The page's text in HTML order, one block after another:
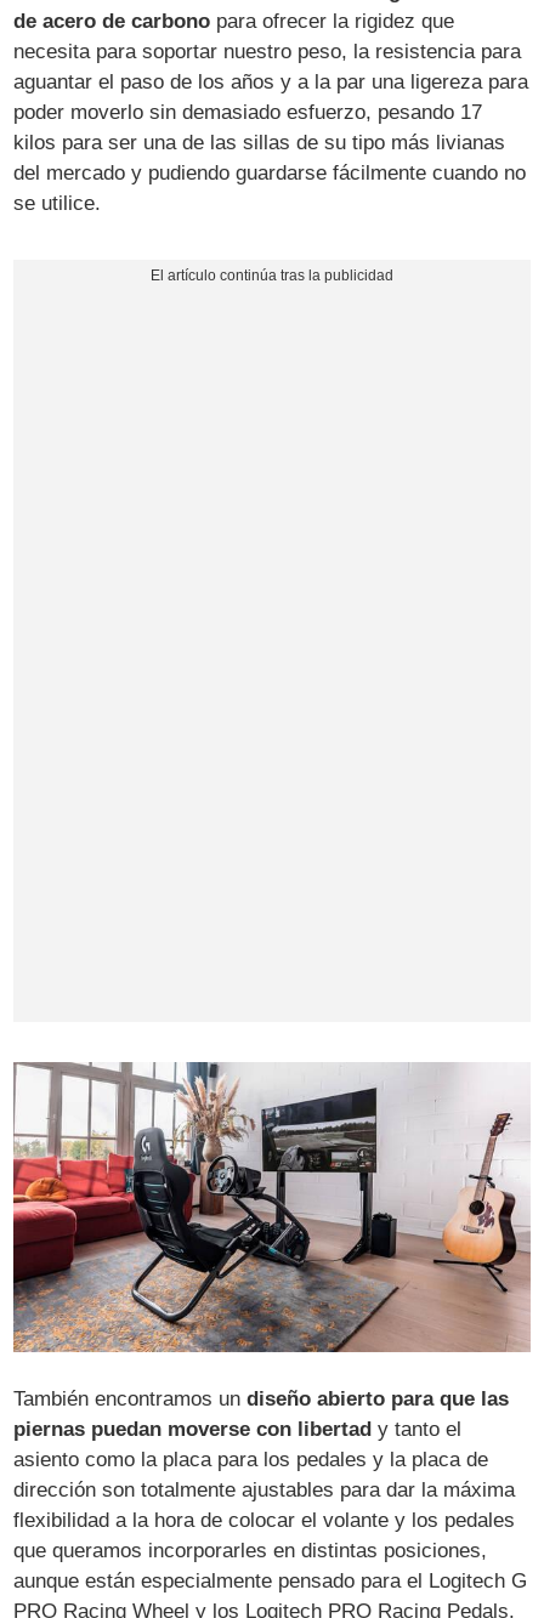
de acero de carbono para ofrecer la rigidez que
necesita para soportar nuestro peso, la resistencia para
aguantar el paso de los años y a la par una ligereza para
poder moverlo sin demasiado esfuerzo, pesando 17
kilos para ser una de las sillas de su tipo más livianas
del mercado y pudiendo guardarse fácilmente cuando no
se utilice.
También encontramos undiseño abierto para que las
piernas puedan moverse con libertad y tanto el
asiento como la placa para los pedales y la placa de
dirección son totalmente ajustables para dar la máxima
flexibilidad a la hora de colocar el volante y los pedales
que queramos incorporarles en distintas posiciones,
aunque están especialmente pensado para el Logitech G
PRO Racing Wheel y los Logitech PRO Racing Pedals.